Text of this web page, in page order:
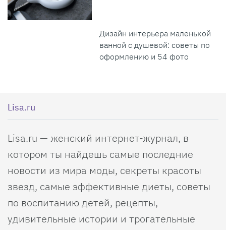
Дизайн интерьера маленькой
ванной с душевой: советы по
оформлению и 54 фото
Lisa.ru
Lisa.ru — женский интернет-журнал, в
котором ты найдешь самые последние
новости из мира моды, секреты красоты
звезд, самые эффективные диеты, советы
по воспитанию детей, рецепты,
удивительные истории и трогательные